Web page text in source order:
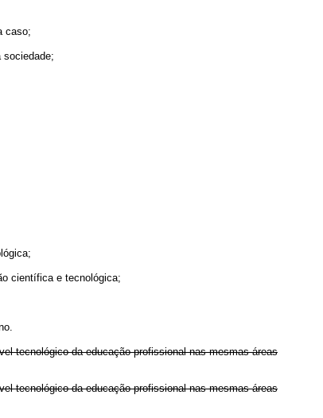
caso;
científica e tecnológica;
tecnológico da educação profissional nas mesmas áreas
tecnológico da educação profissional nas mesmas áreas